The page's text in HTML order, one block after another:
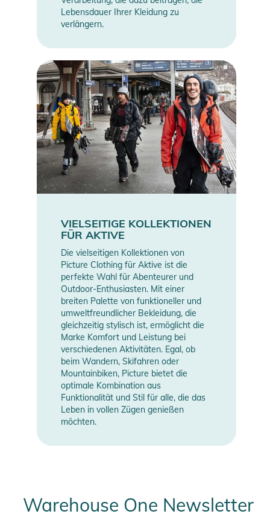
Lebensdauer Ihrer Kleidung zu
verlängern.
VIELSEITIGE KOLLEKTIONEN
FÜR AKTIVE
Die vielseitigen Kollektionen von
Picture Clothing für Aktive ist die
perfekte Wahl für Abenteurer und
Outdoor-Enthusiasten. Mit einer
breiten Palette von funktioneller und
umweltfreundlicher Bekleidung, die
gleichzeitig stylisch ist, ermöglicht die
Marke Komfort und Leistung bei
verschiedenen Aktivitäten. Egal, ob
beim Wandern, Skifahren oder
Mountainbiken, Picture bietet die
optimale Kombination aus
Funktionalität und Stil für alle, die das
Leben in vollen Zügen genießen
möchten.
Warehouse One Newsletter